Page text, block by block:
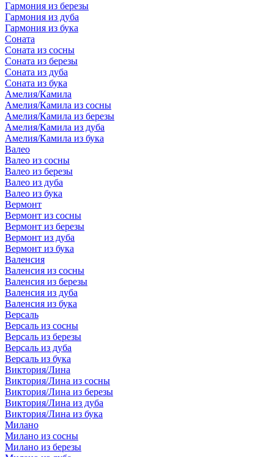
Гармония из березы
Гармония из дуба
Гармония из бука
Соната
Соната из сосны
Соната из березы
Соната из дуба
Соната из бука
Амелия/Камила
Амелия/Камила из сосны
Амелия/Камила из березы
Амелия/Камила из дуба
Амелия/Камила из бука
Валео
Валео из сосны
Валео из березы
Валео из дуба
Валео из бука
Вермонт
Вермонт из сосны
Вермонт из березы
Вермонт из дуба
Вермонт из бука
Валенсия
Валенсия из сосны
Валенсия из березы
Валенсия из дуба
Валенсия из бука
Версаль
Версаль из сосны
Версаль из березы
Версаль из дуба
Версаль из бука
Виктория/Лина
Виктория/Лина из сосны
Виктория/Лина из березы
Виктория/Лина из дуба
Виктория/Лина из бука
Милано
Милано из сосны
Милано из березы